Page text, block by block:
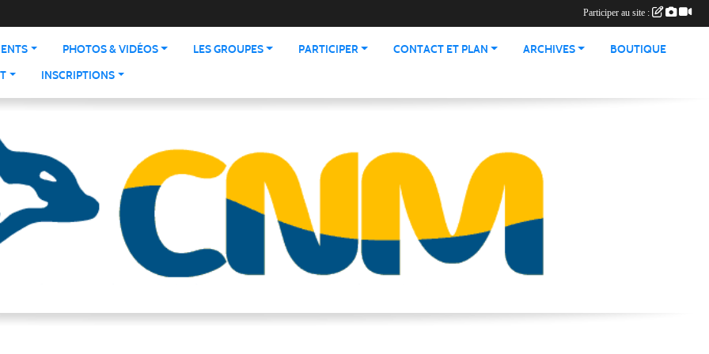
PHOTOS & VIDÉOS LES GROUPES PARTICIPER CONTACT ET PLAN ARCHIVES
BOUTIQUE
INSCRIPTIONS
Participer au site :